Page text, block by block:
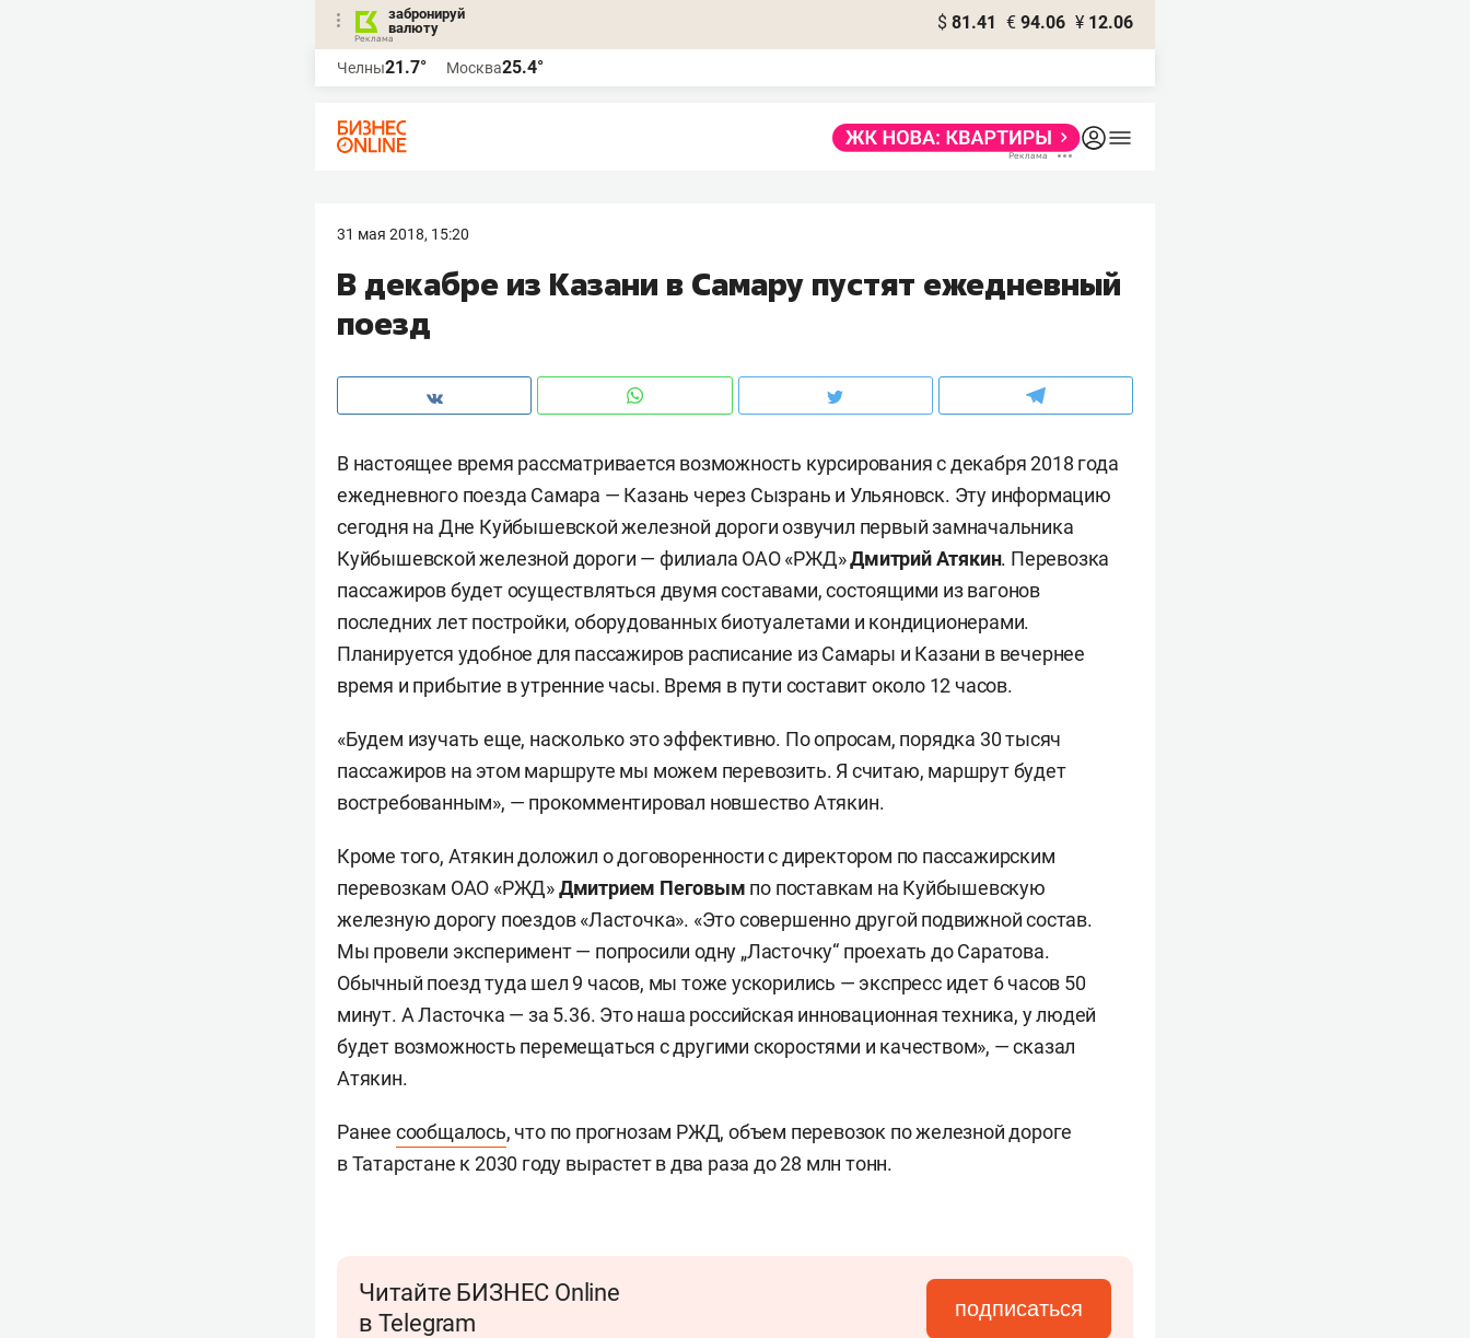
забронируй
валюту
$ 81.41 € 94.06 ¥ 12.06
Челны21.7° Москва25.4°
31 мая 2018, 15:20
В декабре из Казани в Самару пустят ежедневный
поезд
В настоящее время рассматривается возможность курсирования с декабря 2018 года
ежедневного поезда Самара — Казань через Сызрань и Ульяновск. Эту информацию
сегодня на Дне Куйбышевской железной дороги озвучил первый замначальника
Куйбышевской железной дороги — филиала ОАО «РЖД»Дмитрий Атякин. Перевозка
пассажиров будет осуществляться двумя составами, состоящими из вагонов
последних лет постройки, оборудованных биотуалетами и кондиционерами.
Планируется удобное для пассажиров расписание из Самары и Казани в вечернее
время и прибытие в утренние часы. Время в пути составит около 12 часов.
«Будем изучать еще, насколько это эффективно. По опросам, порядка 30 тысяч
пассажиров на этом маршруте мы можем перевозить. Я считаю, маршрут будет
востребованным», — прокомментировал новшество Атякин.
Кроме того, Атякин доложил о договоренности с директором по пассажирским
перевозкам ОАО «РЖД»Дмитрием Пеговым по поставкам на Куйбышевскую
железную дорогу поездов «Ласточка». «Это совершенно другой подвижной состав.
Мы провели эксперимент — попросили одну „Ласточку“ проехать до Саратова.
Обычный поезд туда шел 9 часов, мы тоже ускорились — экспресс идет 6 часов 50
минут. А Ласточка — за 5.36. Это наша российская инновационная техника, у людей
будет возможность перемещаться с другими скоростями и качеством», — сказал
Атякин.
Ранее сообщалось, что по прогнозам РЖД, объем перевозок по железной дороге
в Татарстане к 2030 году вырастет в два раза до 28 млн тонн.
Читайте БИЗНЕС Online
в Telegram
подписаться